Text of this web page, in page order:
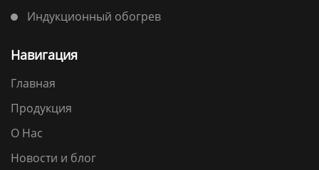
Индукционный обогрев
Навигация
Главная
Продукция
О Нас
Новости и блог